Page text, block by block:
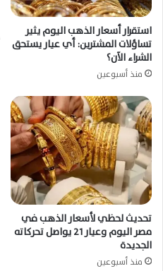
استقرار أسعار الذهب اليوم يثير
تساؤلات المشترين: أي عيار يستحق
الشراء الآن؟
منذ أسبوعين
تحديث لحظي لأسعار الذهب في
مصر اليوم وعيار 21 يواصل تحركاته
الجديدة
منذ أسبوعين